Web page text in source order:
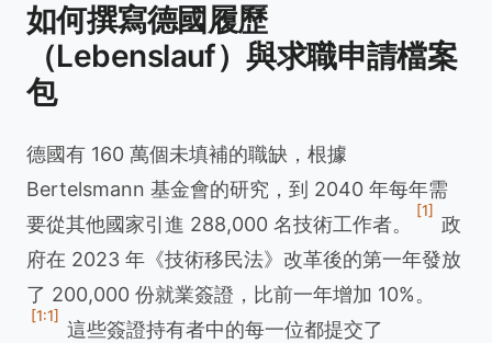
如何撰寫德國履歷
（Lebenslauf）與求職申請檔案
包
德國有 160 萬個未填補的職缺，根據
Bertelsmann 基金會的研究，到 2040 年每年需
要從其他國家引進 288,000 名技術工作者。
[1]
政
府在 2023 年《技術移民法》改革後的第一年發放
了 200,000 份就業簽證，比前一年增加 10%。
[1:1]
這些簽證持有者中的每一位都提交了